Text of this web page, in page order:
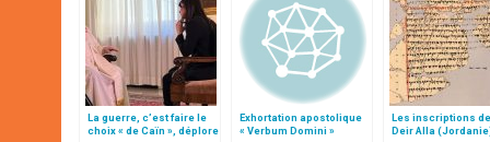
La guerre, c’est faire le
choix « de Caïn », déplore
Exhortation apostolique
« Verbum Domini »
Les inscriptions de
Deir Alla